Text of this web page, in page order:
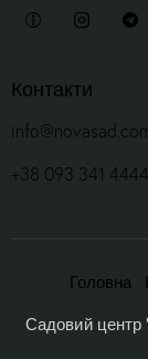
Контакти
+38 093 341 4444
Головна
Садовий центр